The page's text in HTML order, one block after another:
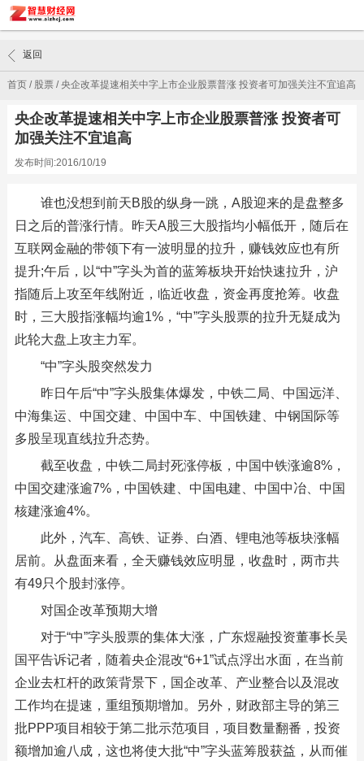
首页/ 股票/央企改革提速相关中字上市企业股票普涨 投资者可加强关注不宜追高
返回
央企改革提速相关中字上市企业股票普涨 投资者可
加强关注不宜追高
发布时间:2016/10/19
谁也没想到前天B股的纵身一跳，A股迎来的是盘整多
日之后的普涨行情。昨天A股三大股指均小幅低开，随后在
互联网金融的带领下有一波明显的拉升，赚钱效应也有所
提升;午后，以“中”字头为首的蓝筹板块开始快速拉升，沪
指随后上攻至年线附近，临近收盘，资金再度抢筹。收盘
时，三大股指涨幅均逾1%，“中”字头股票的拉升无疑成为
此轮大盘上攻主力军。
“中”字头股突然发力
昨日午后“中”字头股集体爆发，中铁二局、中国远洋、
中海集运、中国交建、中国中车、中国铁建、中钢国际等
多股呈现直线拉升态势。
截至收盘，中铁二局封死涨停板，中国中铁涨逾8%，
中国交建涨逾7%，中国铁建、中国电建、中国中冶、中国
核建涨逾4%。
此外，汽车、高铁、证券、白酒、锂电池等板块涨幅
居前。从盘面来看，全天赚钱效应明显，收盘时，两市共
有49只个股封涨停。
对国企改革预期大增
对于“中”字头股票的集体大涨，广东煜融投资董事长吴
国平告诉记者，随着央企混改“6+1”试点浮出水面，在当前
企业去杠杆的政策背景下，国企改革、产业整合以及混改
工作均在提速，重组预期增加。另外，财政部主导的第三
批PPP项目相较于第二批示范项目，项目数量翻番，投资
额增加逾八成，这也将使大批“中”字头蓝筹股获益，从而催